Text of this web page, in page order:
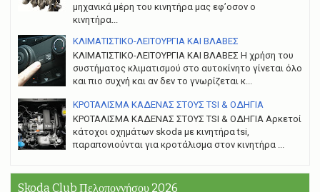
μηχανικά μέρη του κινητήρα μας εφ’οσον ο
κινητήρα...
ΚΛΙΜΑΤΙΣΤΙΚΟ-ΛΕΙΤΟΥΡΓΙΑ ΚΑΙ ΒΛΑΒΕΣ
ΚΛΙΜΑΤΙΣΤΙΚΟ-ΛΕΙΤΟΥΡΓΙΑ ΚΑΙ ΒΛΑΒΕΣ H χρήση του
συστήματος κλιματισμού στο αυτοκίνητο γίνεται όλο
και πιο συχνή και αν δεν το γνωρίζεται κ...
ΚΡΟΤΑΛΙΣΜΑ ΚΑΔΕΝΑΣ ΣΤΟΥΣ TSI & ΟΔΗΓΙΑ
ΚΡΟΤΑΛΙΣΜΑ ΚΑΔΕΝΑΣ ΣΤΟΥΣ TSI & ΟΔΗΓΙΑ Αρκετοί
κάτοχοι οχημάτων skoda με κινητήρα tsi,
παραπονιούνται για κροτάλισμα στον κινητήρα ...
Skoda Club Πελοποννήσου 2026